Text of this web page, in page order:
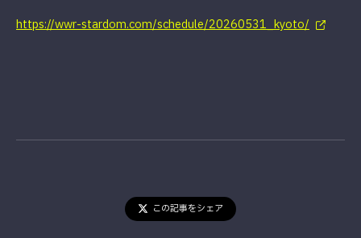
https://wwr-stardom.com/schedule/20260531_kyoto/
この記事をシェア